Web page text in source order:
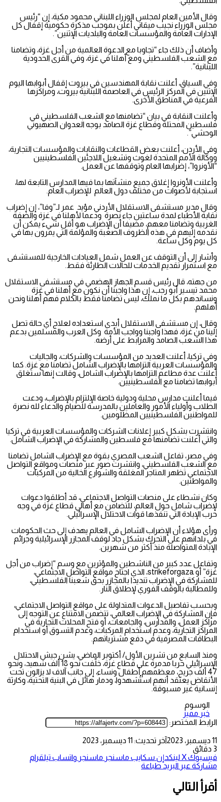
وقال الأمين العام لمجلس الوزراء اللبناني محمود مكية، إن “رئيس
مجلس الوزراء نجيب ميقاتي أعلن بموجب مذكرة حكومية إقفال كل
الإدارات العامة والمؤسسات العامة والبلديات الإثنين”.
وأضاف أن ذلك جاء “تجاوبا مع الدعوة العالمية من أجل غزة، وتضامنا
مع الشعب الفلسطيني ومع أهلنا في غزة، وفي القرى الحدودية
اللبنانية”.
وفي السياق، أعلنت نقابة المهندسين في بيروت إقفال أبوابها اليوم
الإثنين في المركز الرئيس في العاصمة اللبنانية بيروت، ومراكزها
الفرعية في المناطق الأخرى.
وأعلنت النقابة في بيان “تضامنها مع الشعب الفلسطيني في
فلسطين المحتلة وقطاع غزة الصامد بوجه العدوان الصهيوني
الوحشي”.
وفي الأردن، أعلنت بعض القطاعات والنقابات والمؤسسات التجارية،
ووكالة الأمم المتحدة لغوث وتشغيل اللاجئين الفلسطينيين
“الأونروا”، إضرابها العام وتوقفها عن العمل.
وأعلنت الأونروا إغلاق جميع منشآتها بما فيها المدارس التابعة لها،
استجابة لأصوات من مختلف دول العالم للإضراب العام.
وقال مدير مستشفى الاستقلال الأردني مؤيد عمر لـ”وفا”، إن إضراب
نقابة الأطباء لمدة ساعتين جاء نصرة ودعما لأهلنا في غزة والضفة
الغربية وتضامنا معهم، مضيفا أن الإضراب هو أقل شيء يمكن أن
نقدمه إليهم في هذه الظروف الصعبة والمؤلمة التي يمرون بها في
كل يوم وكل ساعة.
وأشار إلى أن التوقف عن العمل شمل العيادات الخارجية للمستشفى
مع استمرار تقديم الخدمات للحالات الطارئة فقط.
من جهته، قال رئيس قسم الجهاز الهضمي في مستشفى الاستقلال
محمد تيسير أبو رجب، إن هذا واجبنا أن نكون مع أهلنا في غزة
ونساندهم بكل ما نملك، ليس تضامنا فقط بالكلام فهم أهلنا ونحن
أهلهم.
وقال، إن مستشفى الاستقلال أبدى استعداده لعلاج أي حالة تصل
إلينا من غزة، فهذا واجبنا وواجب الأمة وكل العرب والمسلمين بدعم
هذا الشعب الصامد والمرابط على أرضه.
وفي تركيا، أعلنت العديد من المؤسسات والشركات، والجاليات
والمؤسسات العربية التزامها بالإضراب الشامل تضامنا مع غزة. كما
أعلنت عدة مطاعم التزامها بالإضراب الشامل، وقالت إنها ستغلق
أبوابها تضامنا مع الفلسطينيين.
فيما أعلنت مدارس محلية ودولية خاصة الإلتزام بالإضراب، ودعت
الطلاب وأولياء الأمور والعاملين بالمدرسة للصيام والدعاء لله نصرة
للمواطنين الفلسطينيين المظلومين.
وانتشرت بشكل كبير إعلانات الشركات والمؤسسات العربية في تركيا
والتي أعلنت تضامنها مع فلسطين والمشاركة في الإضراب الشامل.
وفي مصر، تفاعل الشعب المصري بقوة مع الإضراب الشامل تضامنا
مع الشعب الفلسطيني، وانتشرت صور عبر منصات ومواقع التواصل
الاجتماعي تظهر المتاجر المغلقة والشوارع الخالية من المركبات
والمواطنين.
وكان نشطاء على منصات التواصل الاجتماعي، قد أطلقوا دعوات
لإضراب شامل حول العالم، للتضامن مع أهالي قطاع غزة في وجه
حرب الإبادة التي تنفذها قوات الاحتلال الإسرائيلي.
ورأى هؤلاء أن الإضراب الشامل في العالم يهدف إلى حث الحكومات
في بلدانهم على التحرك بشكل جاد لوقف المجازر الإسرائيلية وجرائم
الإبادة المتواصلة منذ أكثر من شهرين.
وتفاعل عدد كبير من الناشطين والمؤثرين مع وسم “إضراب من أجل
غزة” أو strikeforgaza، الذي اجتاح مواقع التواصل الاجتماعي،
للمشاركة في الإضراب تنديدا بالمجازر بحق شعبنا الفلسطيني،
وللمطالبة بالوقف الفوري لإطلاق النار.
وبحسب تفاصيل الدعوات المتداولة على مواقع التواصل الاجتماعي،
فإن المشاركة في الإضراب العالمي، تتضمن الامتناع عن التوجه إلى
مراكز العمل، والمدارس، والجامعات، أو فتح المحلات التجارية في
المراكز التجارية، وعدم استخدام المركبات، وعدم التسوق أو استخدام
البطاقات المصرفية في دفع مشترياتهم.
ومنذ السابع من تشرين الأول/ أكتوبر الماضي، يشن جيش الاحتلال
الإسرائيلي حربا مدمرة على قطاع غزة، خلّفت نحو 18 ألف شهيد، ونحو
47 ألف جريح، معظمهم أطفال ونساء، إلى جانب آلاف لا يزالون تحت
الأنقاض يعتقد أنهم استُشهدوا، ودمار هائل في البنية التحتية، وكارثة
إنسانية غير مسبوقة.
الوسوم
خبر مميز
الرابط المختصر:
11 ديسمبر، 2023
آخر تحديث: 11 ديسمبر، 2023
3 دقائق
فيسبوك‫Xلينكدإن سكايب ماسنجر ماسنجر واتساب تيلقرام
مشاركة عبر البريد طباعة
أقرأ التالي